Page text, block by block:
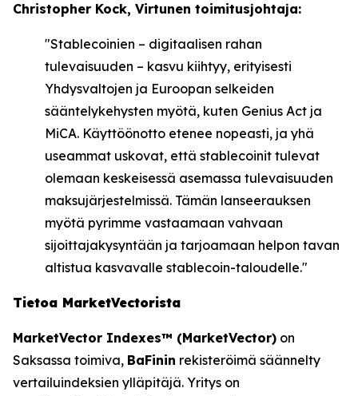
Christopher Kock, Virtunen toimitusjohtaja:
"Stablecoinien – digitaalisen rahan
tulevaisuuden – kasvu kiihtyy, erityisesti
Yhdysvaltojen ja Euroopan selkeiden
sääntelykehysten myötä, kuten Genius Act ja
MiCA. Käyttöönotto etenee nopeasti, ja yhä
useammat uskovat, että stablecoinit tulevat
olemaan keskeisessä asemassa tulevaisuuden
maksujärjestelmissä. Tämän lanseerauksen
myötä pyrimme vastaamaan vahvaan
sijoittajakysyntään ja tarjoamaan helpon tavan
altistua kasvavalle stablecoin-taloudelle."
Tietoa MarketVectorista
MarketVector Indexes™ (MarketVector) on
Saksassa toimiva, BaFinin rekisteröimä säännelty
vertailuindeksien ylläpitäjä. Yritys on